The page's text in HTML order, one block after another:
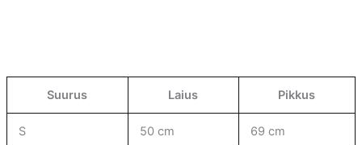
Suurus Laius Pikkus
S 50 cm 69 cm